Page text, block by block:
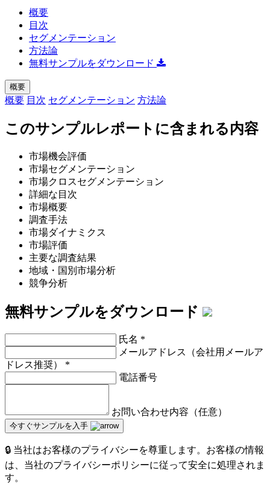
概要
目次
セグメンテーション
方法論
無料サンプルをダウンロード
概要
概要 目次 セグメンテーション 方法論
このサンプルレポートに含まれる内容
市場機会評価
市場セグメンテーション
市場クロスセグメンテーション
詳細な目次
市場概要
調査手法
市場ダイナミクス
市場評価
主要な調査結果
地域・国別市場分析
競争分析
無料サンプルをダウンロード
氏名 *
メールアドレス（会社用メールア
ドレス推奨） *
電話番号
お問い合わせ内容（任意）
今すぐサンプルを入手
🔒 当社はお客様のプライバシーを尊重します。お客様の情報
は、当社のプライバシーポリシーに従って安全に処理されま
す。